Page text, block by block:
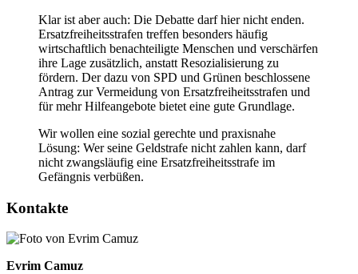
Klar ist aber auch: Die Debatte darf hier nicht enden.
Ersatzfreiheitsstrafen treffen besonders häufig
wirtschaftlich benachteiligte Menschen und verschärfen
ihre Lage zusätzlich, anstatt Resozialisierung zu
fördern. Der dazu von SPD und Grünen beschlossene
Antrag zur Vermeidung von Ersatzfreiheitsstrafen und
für mehr Hilfeangebote bietet eine gute Grundlage.
Wir wollen eine sozial gerechte und praxisnahe
Lösung: Wer seine Geldstrafe nicht zahlen kann, darf
nicht zwangsläufig eine Ersatzfreiheitsstrafe im
Gefängnis verbüßen.
Kontakte
Evrim Camuz